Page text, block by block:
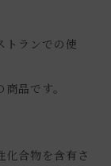
トランでの使
品です。
化合物を含有さ